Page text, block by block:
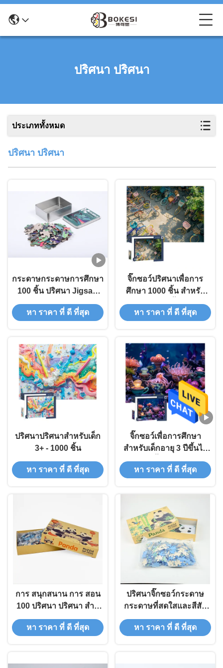
ปริศนา ปริศนา
ประเภททั้งหมด
ปริศนา ปริศนา
กระดาษกระดาษการศึกษา
100 ชิ้น ปริศนา Jigsaw
Custom
หา ราคา ที่ ดี ที่สุด
จิ๊กซอว์ปริศนาเพื่อการ
ศึกษา 1000 ชิ้น สำหรับ
อายุ 3 ปีขึ้นไป
หา ราคา ที่ ดี ที่สุด
ปริศนาปริศนาสําหรับเด็ก
3+ - 1000 ชิ้น
หา ราคา ที่ ดี ที่สุด
จิ๊กซอว์เพื่อการศึกษา
สำหรับเด็กอายุ 3 ปีขึ้นไป
พร้อมชิ้นส่วนต่อกัน
หา ราคา ที่ ดี ที่สุด
การ สนุกสนาน การ สอน
100 ปริศนา ปริศนา สําห
รับ การ บังคับ ผูกพัน ใน
ครอบครัว และ การ พัฒนา
หา ราคา ที่ ดี ที่สุด
ปริศนาจิ๊กซอว์กระดาษ
กระดาษที่สดใสและสีสัน
สําหรับความสนุกสนานใน
ครอบครัว
หา ราคา ที่ ดี ที่สุด